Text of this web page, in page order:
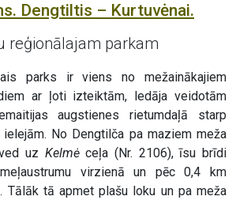
Dengtiltis – Kurtuvėnai.
reģionālajam parkam
parks ir viens no mežainākajiem
ar ļoti izteiktām, ledāja veidotām
augstienes rietumdaļā starp
ielejām. No Dengtilča pa maziem meža
uz Kelmėceļa (Nr. 2106), īsu brīdi
virzienā un pēc 0,4 km
Tālāk tā apmet plašu loku un pa meža